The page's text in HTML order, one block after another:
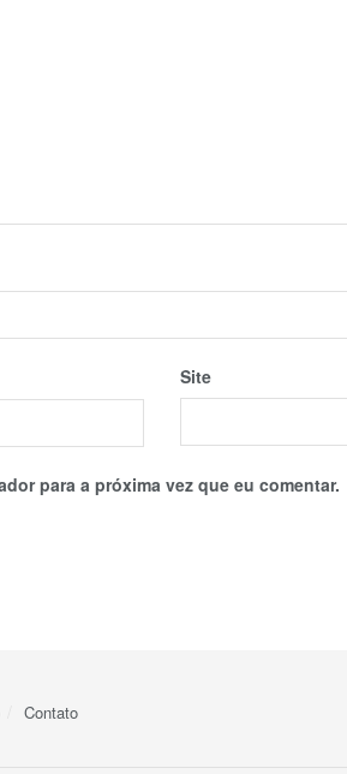
Site
para a próxima vez que eu comentar.
Contato